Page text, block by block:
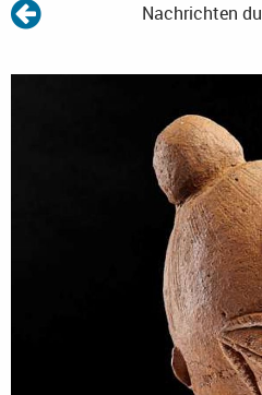
Nachrichten